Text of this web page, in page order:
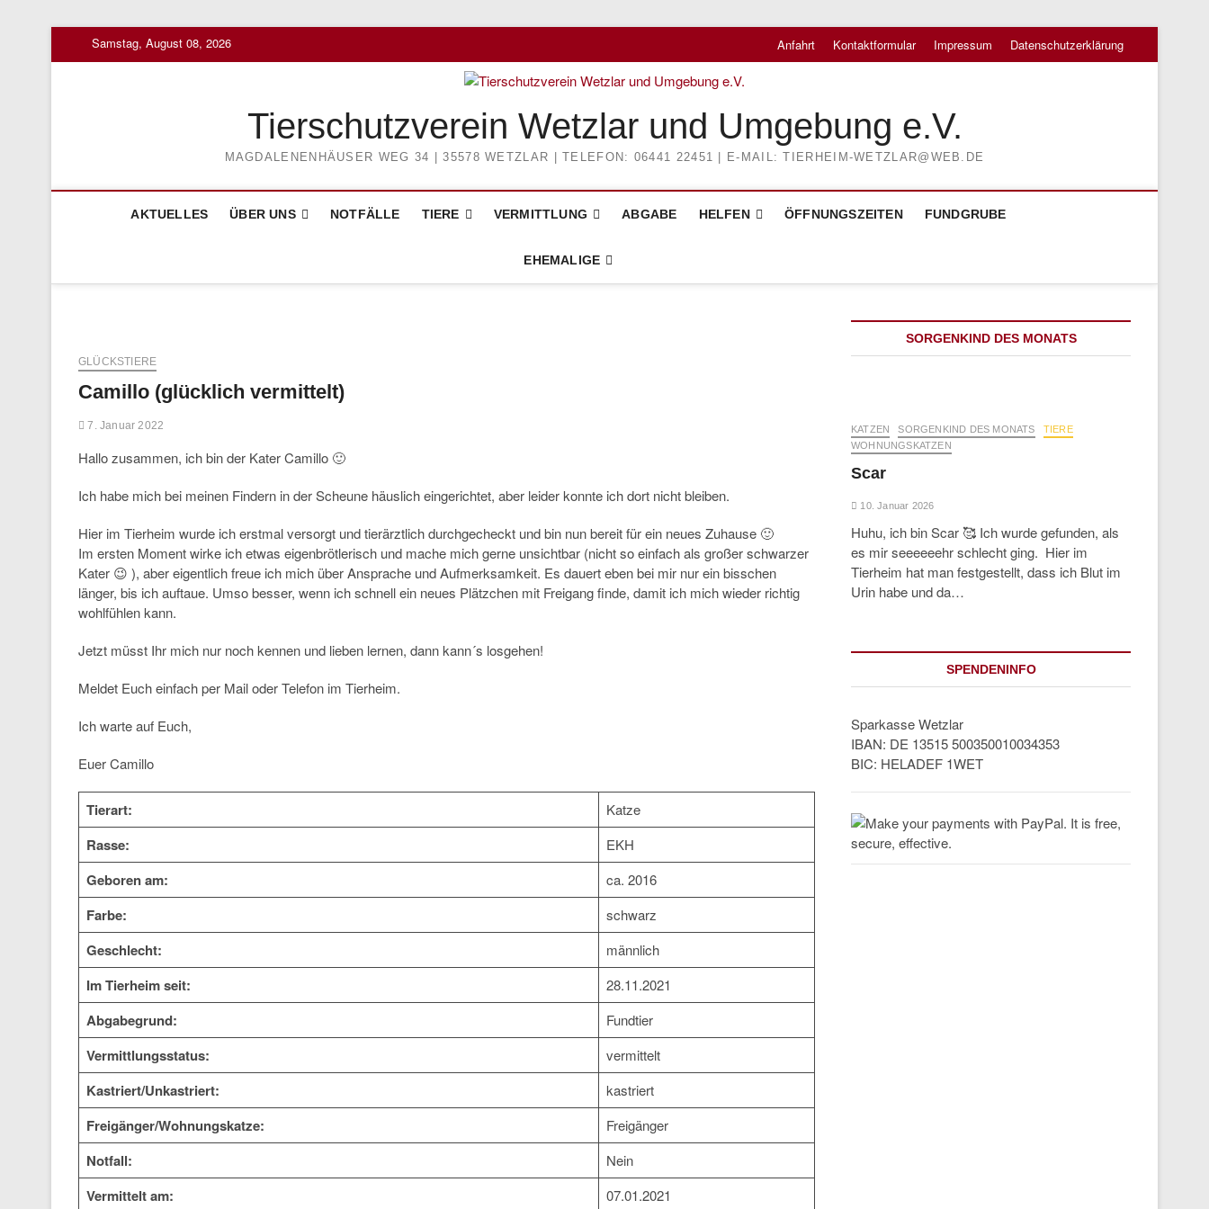
Samstag, August 08, 2026 Anfahrt Kontaktformular Impressum Datenschutzerklärung
Tierschutzverein Wetzlar und Umgebung e.V.
MAGDALENENHÄUSER WEG 34 | 35578 WETZLAR | TELEFON: 06441 22451 | E-MAIL: TIERHEIM-WETZLAR@WEB.DE
AKTUELLES ÜBER UNS NOTFÄLLE TIERE VERMITTLUNG ABGABE HELFEN ÖFFNUNGSZEITEN FUNDGRUBE
EHEMALIGE
GLÜCKSTIERE
Camillo (glücklich vermittelt)
7. Januar 2022
Hallo zusammen, ich bin der Kater Camillo 🙂
Ich habe mich bei meinen Findern in der Scheune häuslich eingerichtet, aber leider konnte ich dort nicht bleiben.
Hier im Tierheim wurde ich erstmal versorgt und tierärztlich durchgecheckt und bin nun bereit für ein neues Zuhause 🙂
Im ersten Moment wirke ich etwas eigenbrötlerisch und mache mich gerne unsichtbar (nicht so einfach als großer schwarzer
Kater 😉 ), aber eigentlich freue ich mich über Ansprache und Aufmerksamkeit. Es dauert eben bei mir nur ein bisschen
länger, bis ich auftaue. Umso besser, wenn ich schnell ein neues Plätzchen mit Freigang finde, damit ich mich wieder richtig
wohlfühlen kann.
Jetzt müsst Ihr mich nur noch kennen und lieben lernen, dann kann´s losgehen!
Meldet Euch einfach per Mail oder Telefon im Tierheim.
Ich warte auf Euch,
Euer Camillo
Tierart: Katze
Rasse: EKH
Geboren am: ca. 2016
Farbe: schwarz
Geschlecht: männlich
Im Tierheim seit: 28.11.2021
Abgabegrund: Fundtier
Vermittlungsstatus: vermittelt
Kastriert/Unkastriert: kastriert
Freigänger/Wohnungskatze: Freigänger
Notfall: Nein
Vermittelt am: 07.01.2021
SORGENKIND DES MONATS
KATZEN SORGENKIND DES MONATS
TIERE
WOHNUNGSKATZEN
Scar
10. Januar 2026
Huhu, ich bin Scar 🥰 Ich wurde gefunden, als
es mir seeeeeehr schlecht ging. Hier im
Tierheim hat man festgestellt, dass ich Blut im
Urin habe und da…
SPENDENINFO
Sparkasse Wetzlar
IBAN: DE 13515 500350010034353
BIC: HELADEF 1WET